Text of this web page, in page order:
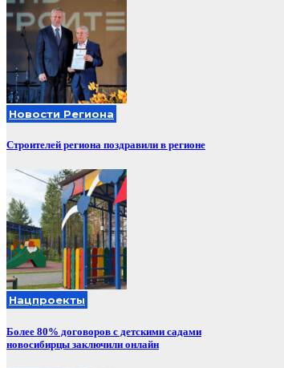
Новости Региона
Строителей региона поздравили в регионе
Нацпроекты
Более 80% договоров с детскими садами
новосибирцы заключили онлайн